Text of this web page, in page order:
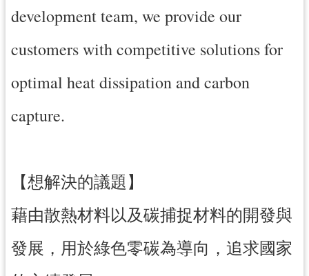
覽
政
箱
桃
府
隱
權
development team, we provide our
customers with competitive solutions for
optimal heat dissipation and carbon
capture.
【想解決的議題】
藉由散熱材料以及碳捕捉材料的開發與
發展，用於綠色零碳為導向，追求國家